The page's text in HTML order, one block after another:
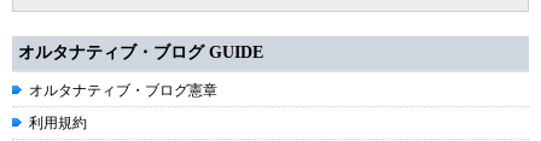
オルタナティブ・ブログ GUIDE
オルタナティブ・ブログ憲章
利用規約